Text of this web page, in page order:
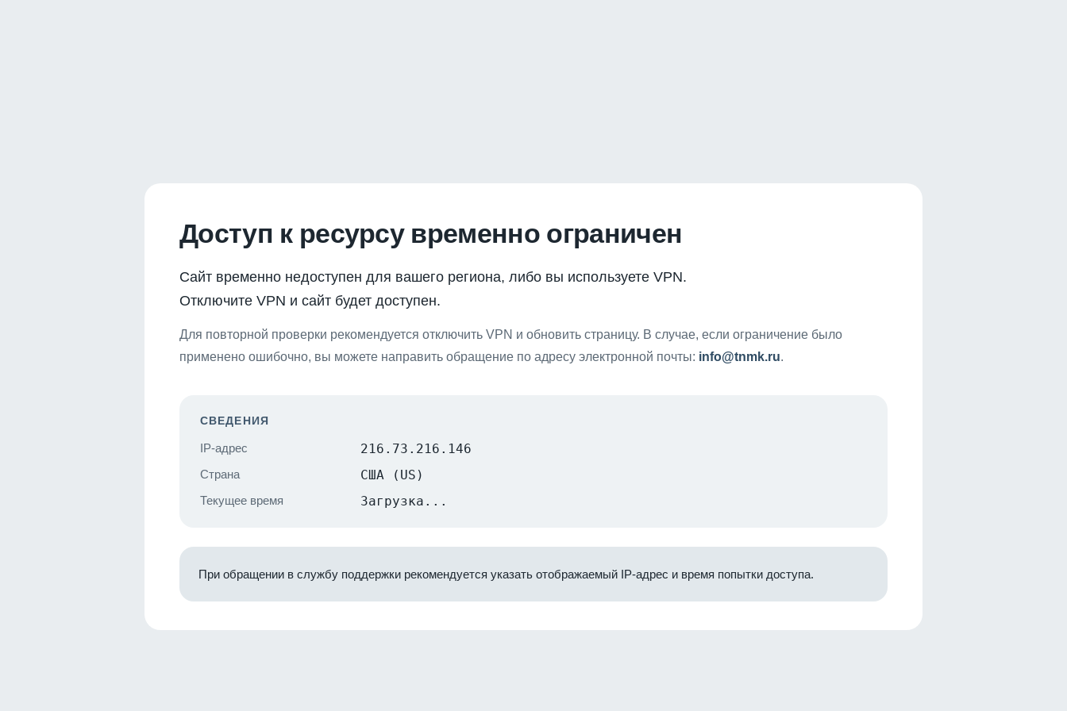
Доступ к ресурсу временно ограничен
Сайт временно недоступен для вашего региона, либо вы используете VPN.
Отключите VPN и сайт будет доступен.
Для повторной проверки рекомендуется отключить VPN и обновить страницу. В случае, если ограничение было
применено ошибочно, вы можете направить обращение по адресу электронной почты: info@tnmk.ru.
СВЕДЕНИЯ
IP-адрес 216.73.216.146
Страна США (US)
Текущее время Загрузка...
При обращении в службу поддержки рекомендуется указать отображаемый IP-адрес и время попытки доступа.